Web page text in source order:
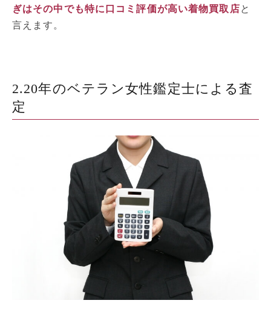
ぎはその中でも特に口コミ評価が高い着物買取店と
言えます。
2.20年のベテラン女性鑑定士による査
定